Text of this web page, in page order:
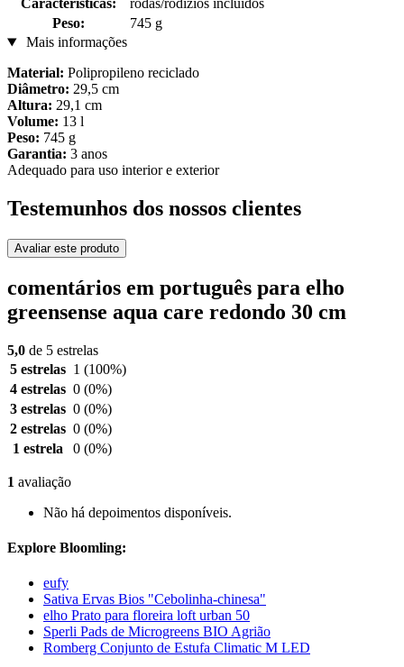
Características:
rodas/rodízios incluídos
Peso:
745 g
Mais informações
Material: Polipropileno reciclado
Diâmetro: 29,5 cm
Altura: 29,1 cm
Volume: 13 l
Peso: 745 g
Garantia: 3 anos
Adequado para uso interior e exterior
Testemunhos dos nossos clientes
Avaliar este produto
comentários em português para elho
greensense aqua care redondo 30 cm
5,0 de 5 estrelas
5 estrelas 1 (100%)
4 estrelas 0 (0%)
3 estrelas 0 (0%)
2 estrelas 0 (0%)
1 estrela
0 (0%)
1 avaliação
Não há depoimentos disponíveis.
Explore Bloomling:
eufy
Sativa Ervas Bios "Cebolinha-chinesa"
elho Prato para floreira loft urban 50
Sperli Pads de Microgreens BIO Agrião
Romberg Conjunto de Estufa Climatic M LED